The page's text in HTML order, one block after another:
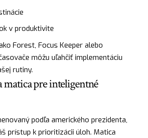
v produktivite
Forest, Focus Keeper alebo
môžu uľahčiť implementáciu
rutiny.
matica pre inteligentné
podľa amerického prezidenta,
prístup k prioritizácii úloh. Matica